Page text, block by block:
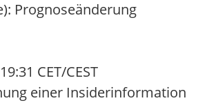
Prognoseänderung
CET/CEST
einer Insiderinformation